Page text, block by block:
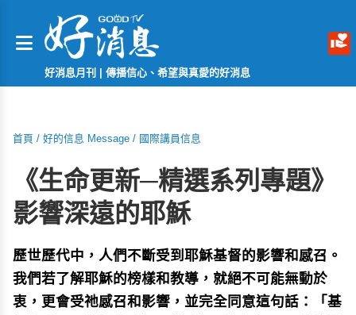
好消息月刊 | 傳播信心、希望與真愛的好消息
首頁 / 好的信息 Message / 國際講員信息
《生命更新─精選系列專題》
影響深遠的耶穌
歷世歷代中，人們不斷受到耶穌基督的影響和感召。
我們若了解耶穌的榜樣和教導，就絕不可能無動於
衷，更會受祂感召和影響，並完全同意這句話：「基